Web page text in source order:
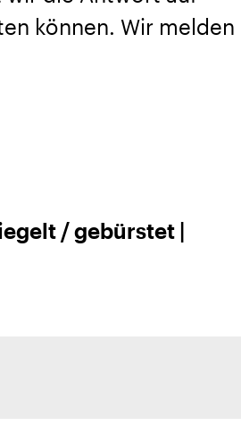
können. Wir melden
/ gebürstet |